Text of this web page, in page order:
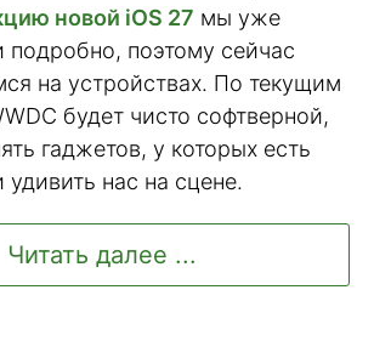
новой iOS 27 мы уже
подробно, поэтому сейчас
на устройствах. По текущим
будет чисто софтверной,
гаджетов, у которых есть
удивить нас на сцене.
Читать далее ...